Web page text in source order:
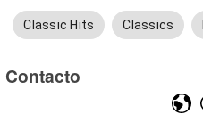
Classic Hits Classics
Contacto